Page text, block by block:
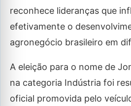
reconhece lideranças que
efetivamente o
agronegócio brasileiro em
A eleição para o nome de
na categoria Indústria foi
oficial promovida pelo